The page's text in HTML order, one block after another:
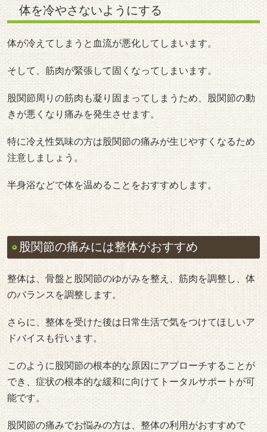
体を冷やさないようにする
体が冷えてしまうと血流が悪化してしまいます。
そして、筋肉が緊張して固くなってしまいます。
股関節周りの筋肉も凝り固まってしまうため、股関節の動
きが悪くなり痛みを発生させます。
特に冷え性気味の方は股関節の痛みが生じやすくなるため
注意しましょう。
半身浴などで体を温めることをおすすめします。
股関節の痛みには整体がおすすめ
整体は、骨盤と股関節のゆがみを整え、筋肉を調整し、体
のバランスを調整します。
さらに、整体を受けた後は日常生活で気をつけてほしいア
ドバイスも行います。
このように股関節の根本的な原因にアプローチすることが
でき、症状の根本的な緩和に向けてトータルサポートが可
能です。
股関節の痛みでお悩みの方は、整体の利用がおすすめで